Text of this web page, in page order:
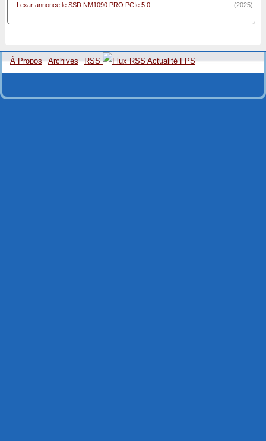
- Lexar annonce le SSD NM1090 PRO PCIe 5.0 (2025)
À Propos Archives RSS